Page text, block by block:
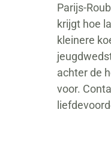
Parijs-
krijgt hoe
kleinere
achter de
voor.